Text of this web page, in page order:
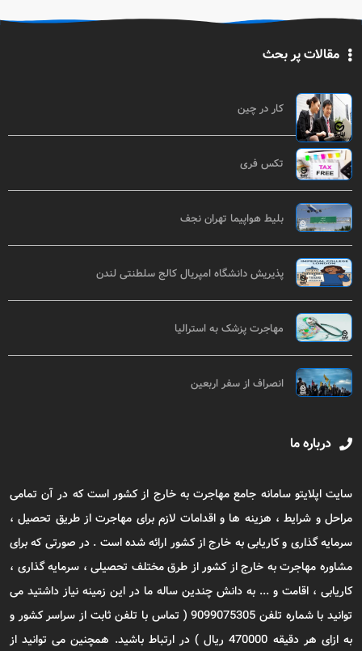
مقالات پر بحث
کار در چین
تکس فری
بلیط هواپیما تهران نجف
پذیریش دانشگاه امپریال کالج سلطنتی لندن
مهاجرت پزشک به استرالیا
انصراف از سفر اربعین
درباره ما
سایت اپلایتو سامانه جامع مهاجرت به خارج از کشور است که در آن تمامی
مراحل و شرایط ، هزینه ها و اقدامات لازم برای مهاجرت از طریق تحصیل ،
سرمایه گذاری و کاریابی به خارج از کشور ارائه شده است . در صورتی که برای
مشاوره مهاجرت به خارج از کشور از طرق مختلف تحصیلی ، سرمایه گذاری ،
کاریابی ، اقامت و ... به دانش چندین ساله ما در این زمینه نیاز داشتید می
توانید با شماره تلفن 9099075305 ( تماس با تلفن ثابت از سراسر کشور و
به ازای هر دقیقه 470000 ریال ) در ارتباط باشید. همچنین می توانید از